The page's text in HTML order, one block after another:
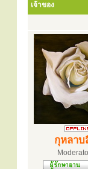
เจ้าของ
กุหลาบ